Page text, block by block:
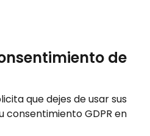
de
que dejes de usar sus
consentimiento GDPR en